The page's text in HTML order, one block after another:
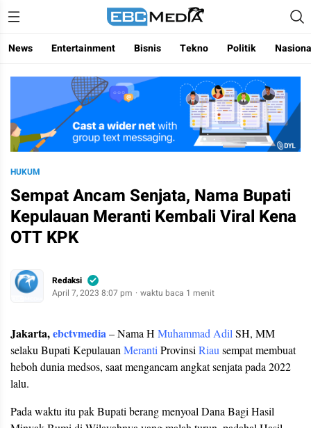
ebctvmedia
Menggapai Cakrawala Untuk Indonesia
News Entertainment Bisnis Tekno Politik
HUKUM
Sempat Ancam Senjata, Nama Bupati
Kepulauan Meranti Kembali Viral Kena
OTT KPK
Redaksi
April 7, 2023 8:07 pm
waktu baca 1 menit
Jakarta,ebctvmedia– Nama H Muhammad Adil SH, MM
selaku Bupati Kepulauan Meranti Provinsi Riau sempat membuat
heboh dunia medsos, saat mengancam angkat senjata pada 2022
lalu.
Pada waktu itu pak Bupati berang menyoal Dana Bagi Hasil